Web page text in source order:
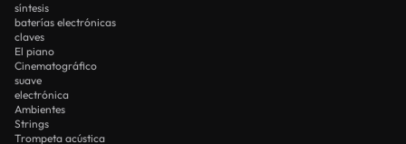
síntesis
baterías electrónicas
claves
El piano
Cinematográfico
suave
electrónica
Ambientes
Strings
Trompeta acústica